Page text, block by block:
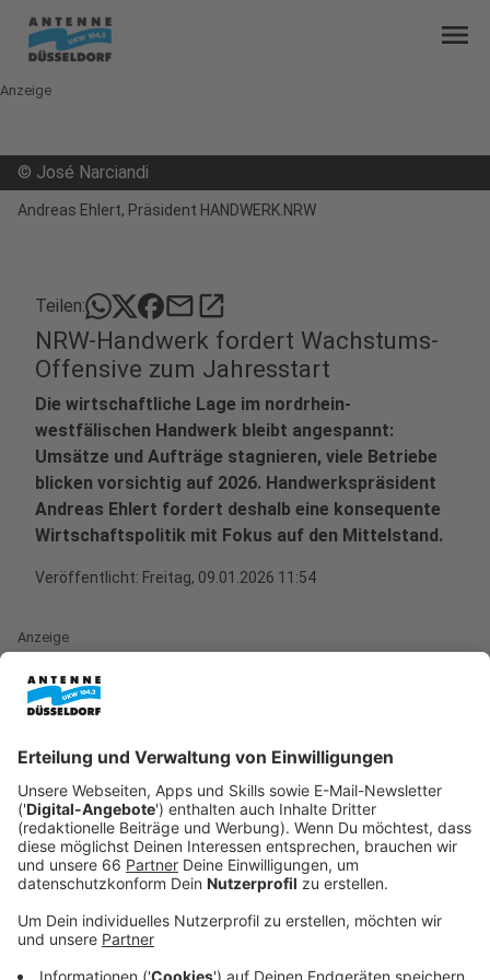
menu
Anzeige
© José Narciandi
Andreas Ehlert, Präsident HANDWERK.NRW
Teilen: mailopen_in_new
NRW-Handwerk fordert Wachstums-
Offensive zum Jahresstart
Die wirtschaftliche Lage im nordrhein-
westfälischen Handwerk bleibt angespannt:
Umsätze und Aufträge stagnieren, viele Betriebe
blicken vorsichtig auf 2026. Handwerkspräsident
Andreas Ehlert fordert deshalb eine konsequente
Wirtschaftspolitik mit Fokus auf den Mittelstand.
Veröffentlicht: Freitag, 09.01.2026 11:54
Anzeige
Anzeige